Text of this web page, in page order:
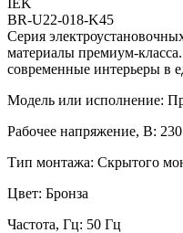
BR-U22-018-K45
Серия
материалы премиум-
современные интерьеры в
Модель или исполнение:
Рабочее напряжение, В:
Тип монтажа: Скрытого
Цвет: Бронза
Частота, Гц: 50 Гц